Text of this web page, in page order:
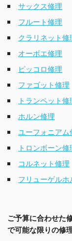
サックス修理
フルート修理
クラリネット修
オーボエ修理
ピッコロ修理
ファゴット修理
トランペット修
ホルン修理
ユーフォニアム
トロンボーン修
コルネット修理
フリューゲルホ
ご予算に合わせた
で可能な限りの修